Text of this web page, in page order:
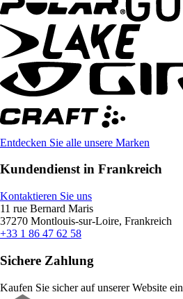
Entdecken Sie alle unsere Marken
Kundendienst in Frankreich
Kontaktieren Sie uns
11 rue Bernard Maris
37270 Montlouis-sur-Loire, Frankreich
+33 1 86 47 62 58
Sichere Zahlung
Kaufen Sie sicher auf unserer Website ein